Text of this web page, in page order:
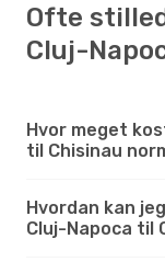
Ofte
Cluj-
Hvor meget
til Chisinau
Hvordan kan
Cluj-Napoca til